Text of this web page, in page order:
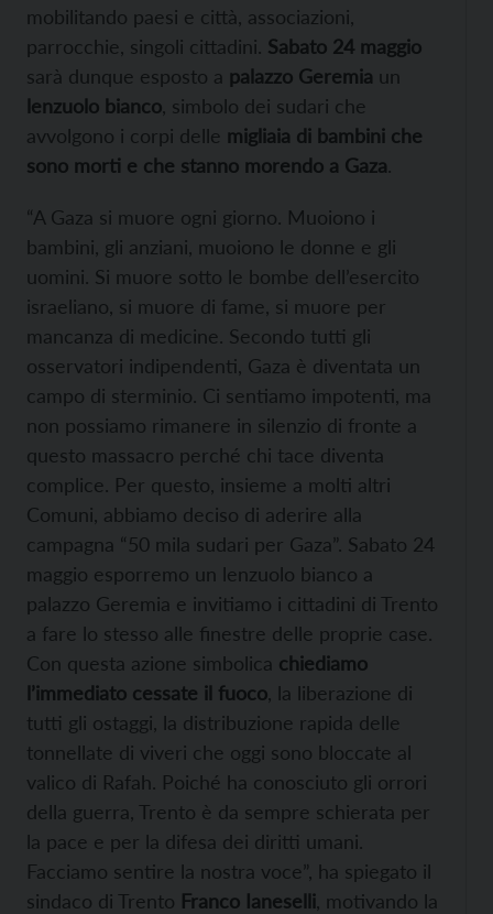
mobilitando paesi e città, associazioni,
parrocchie, singoli cittadini. Sabato 24 maggio
sarà dunque esposto a palazzo Geremia un
lenzuolo bianco , simbolo dei sudari che
avvolgono i corpi delle migliaia di bambini che
sono morti e che stanno morendo a Gaza.
“A Gaza si muore ogni giorno. Muoiono i
bambini, gli anziani, muoiono le donne e gli
uomini. Si muore sotto le bombe dell’esercito
israeliano, si muore di fame, si muore per
mancanza di medicine. Secondo tutti gli
osservatori indipendenti, Gaza è diventata un
campo di sterminio. Ci sentiamo impotenti, ma
non possiamo rimanere in silenzio di fronte a
questo massacro perché chi tace diventa
complice. Per questo, insieme a molti altri
Comuni, abbiamo deciso di aderire alla
campagna “50 mila sudari per Gaza”. Sabato 24
maggio esporremo un lenzuolo bianco a
palazzo Geremia e invitiamo i cittadini di Trento
a fare lo stesso alle finestre delle proprie case.
Con questa azione simbolica chiediamo
l’immediato cessate il fuoco , la liberazione di
tutti gli ostaggi, la distribuzione rapida delle
tonnellate di viveri che oggi sono bloccate al
valico di Rafah. Poiché ha conosciuto gli orrori
della guerra, Trento è da sempre schierata per
la pace e per la difesa dei diritti umani.
Facciamo sentire la nostra voce”, ha spiegato il
sindaco di Trento Franco Ianeselli , motivando la